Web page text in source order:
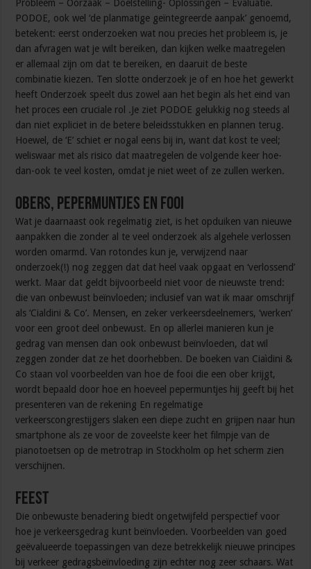
Probleem – Oorzaak – Doelstelling- Oplossingen – Evaluatie.
PODOE, ook wel ‘de planmatige geïntegreerde aanpak’ genoemd,
betekent: eerst onderzoeken wat nou precies het probleem is, je
dan afvragen wat je wilt bereiken, dan kijken welke maatregelen
er allemaal zijn om dat te bereiken, en daaruit de beste
combinatie kiezen. Ten slotte onderzoek je of en hoe het gewerkt
heeft Onderzoek speelt dus zowel aan het begin als het eind van
het proces een cruciale rol .Je ziet PODOE gelukkig nog steeds al
dan niet expliciet in de betere beleidsstukken en plannen terug.
Hoewel, de ‘E’ schiet er nogal eens bij in, want dat kost te veel;
weliswaar met als risico dat maatregelen de volgende keer hoe-
dan-ook te veel kosten, omdat je niet weet of ze zullen werken.
Obers, pepermuntjes en fooi
Wat je daarnaast ook regelmatig ziet, is het opduiken van nieuwe
aanpakken die zonder al te veel onderzoek als algehele verlossen
worden omarmd. Van rotondes kun je, verwijzend naar
onderzoek(!) nog zeggen dat dat heel vaak opgaat en ‘verlossend’
werkt. Maar dat geldt bijvoorbeeld niet voor de nieuwste trend:
die van onbewust beïnvloeden; inclusief van wat ik maar omschrijf
als ‘Cialdini & Co’. Mensen, en zeker verkeersdeelnemers, ‘werken’
voor een groot deel onbewust. En op allerlei manieren kun je
gedrag van mensen dan ook onbewust beïnvloeden, dat wil
zeggen zonder dat ze het doorhebben. De boeken van Ciaìdini &
Co staan vol voorbeelden van hoe de fooi die een ober krijgt,
wordt bepaald door hoe en hoeveel pepermuntjes hij geeft bij het
presenteren van de rekening En regelmatige
verkeerscongrestijgers slaken een diepe zucht en grijpen naar hun
smartphone als ze voor de zoveelste keer het filmpje van de
pianotoetsen op de metrotrap in Stockholm op het scherm zien
verschijnen.
Feest
Die onbewuste benadering biedt ongetwijfeld perspectief voor
hoe je verkeersgedrag kunt beïnvloeden. Voorbeelden van goed
geëvalueerde toepassingen van deze betrekkelijk nieuwe principes
bij verkeer gedragsbeïnvloeding zijn echter nog zeer schaars. Wat